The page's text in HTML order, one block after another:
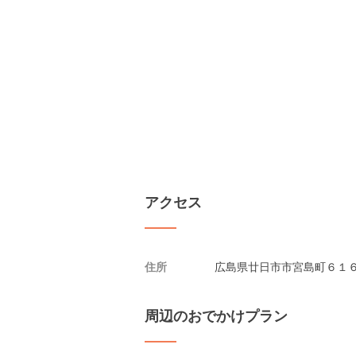
アクセス
住所 広島県廿日市市宮島町６１６
周辺のおでかけプラン